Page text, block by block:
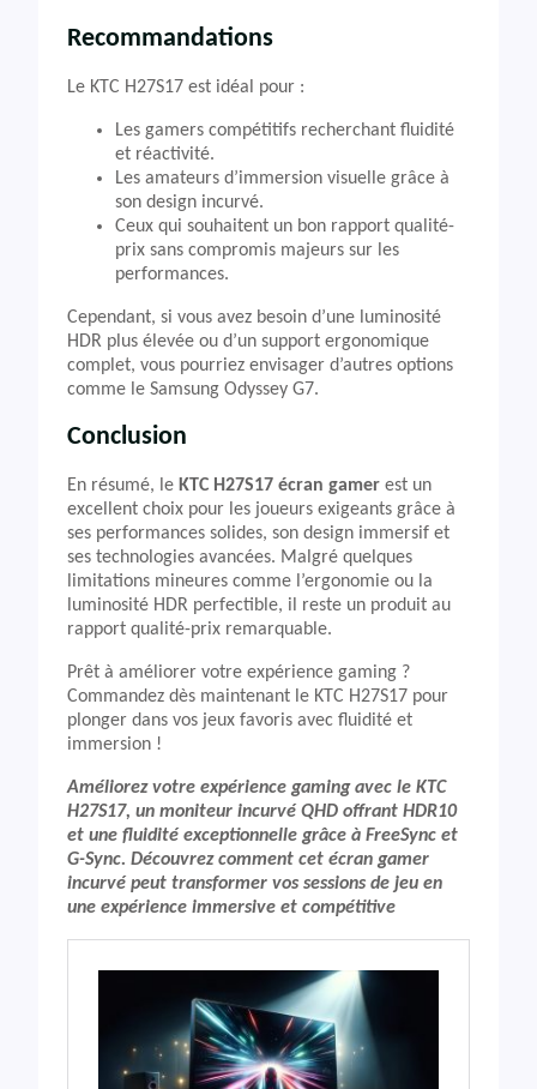
Recommandations
Le KTC H27S17 est idéal pour :
Les gamers compétitifs recherchant fluidité
et réactivité.
Les amateurs d’immersion visuelle grâce à
son design incurvé.
Ceux qui souhaitent un bon rapport qualité-
prix sans compromis majeurs sur les
performances.
Cependant, si vous avez besoin d’une luminosité
HDR plus élevée ou d’un support ergonomique
complet, vous pourriez envisager d’autres options
comme le Samsung Odyssey G7.
Conclusion
En résumé, le KTC H27S17 écran gamer est un
excellent choix pour les joueurs exigeants grâce à
ses performances solides, son design immersif et
ses technologies avancées. Malgré quelques
limitations mineures comme l’ergonomie ou la
luminosité HDR perfectible, il reste un produit au
rapport qualité-prix remarquable.
Prêt à améliorer votre expérience gaming ?
Commandez dès maintenant le KTC H27S17 pour
plonger dans vos jeux favoris avec fluidité et
immersion !
Améliorez votre expérience gaming avec le KTC
H27S17, un moniteur incurvé QHD offrant HDR10
et une fluidité exceptionnelle grâce à FreeSync et
G-Sync. Découvrez comment cet écran gamer
incurvé peut transformer vos sessions de jeu en
une expérience immersive et compétitive